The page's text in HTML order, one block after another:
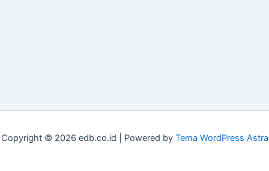
Copyright © 2026 edb.co.id | Powered by Tema WordPress Astra